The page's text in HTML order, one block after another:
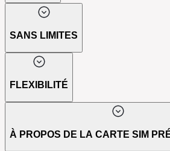
SANS LIMITES
FLEXIBILITÉ
À PROPOS DE LA CARTE SIM